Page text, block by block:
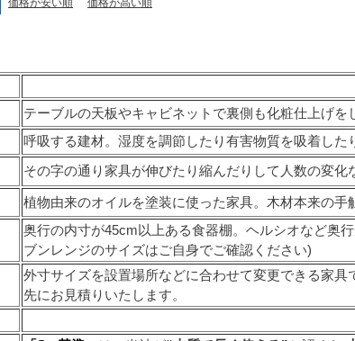
価格が安い順 価格が高い順
テーブルの天板やキャビネットで裏側も化粧仕上げを
呼吸する建材。湿度を調節したり有害物質を吸着した
その字の通り家具が伸びたり縮んだりして人数の変化
植物由来のオイルを塗装に使った家具。木材本来の手
奥行の内寸が45cm以上ある食器棚。ヘルシオなど奥
ブンレンジのサイズはご自身でご確認ください)
外寸サイズを設置場所などに合わせて変更できる家
先にお見積りいたします。